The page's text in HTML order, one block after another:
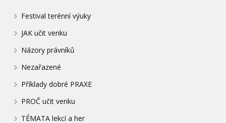
Festival terénní výuky
JAK učit venku
Názory právníků
Nezařazené
Příklady dobré PRAXE
PROČ učit venku
TÉMATA lekcí a her